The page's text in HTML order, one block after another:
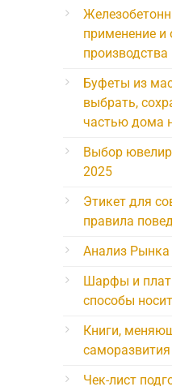
применение и
производства
Буфеты из
выбрать,
частью дома
Выбор
2025
Этикет для
правила
Анализ Рынка
Шарфы и
способы
Книги,
Чек-лист